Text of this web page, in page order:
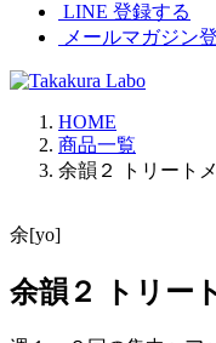
LINE 登録する
メールマガジン
HOME
商品一覧
余韻２ トリート
余[yo]
余韻２ トリー